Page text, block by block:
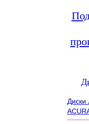
Диски